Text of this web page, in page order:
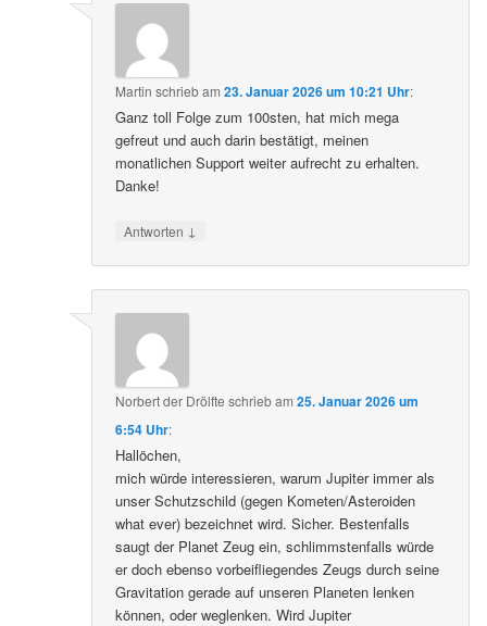
Martin schriebam23. Januar 2026 um 10:21 Uhr:
Ganz toll Folge zum 100sten, hat mich mega
gefreut und auch darin bestätigt, meinen
monatlichen Support weiter aufrecht zu erhalten.
Danke!
Antworten ↓
Norbert der Drölfte schriebam25. Januar 2026 um
6:54 Uhr:
Hallöchen,
mich würde interessieren, warum Jupiter immer als
unser Schutzschild (gegen Kometen/Asteroiden
what ever) bezeichnet wird. Sicher. Bestenfalls
saugt der Planet Zeug ein, schlimmstenfalls würde
er doch ebenso vorbeifliegendes Zeugs durch seine
Gravitation gerade auf unseren Planeten lenken
können, oder weglenken. Wird Jupiter